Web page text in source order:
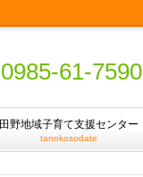
0985-61-7590
田野地域子育て支援センター
tanokosodate